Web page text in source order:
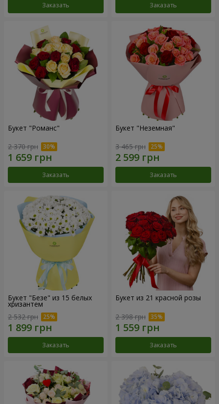
Заказать Заказать
Букет "Романс"
2 370 грн
Заказать
Букет "Неземная"
3 465 грн
Заказать
Букет "Безе" из 15 белых
хризантем
2 532 грн
Заказать
Букет из 21 красной розы
2 398 грн
Заказать